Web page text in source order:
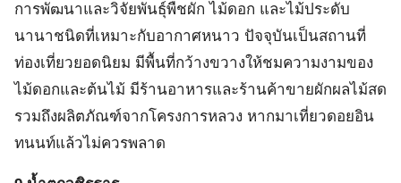
การพัฒนาและวิจัยพันธุ์พืชผัก ไม้ดอก และไม้ประดับ
นานาชนิดที่เหมาะกับอากาศหนาว ปัจจุบันเป็นสถานที่
ท่องเที่ยวยอดนิยม มีพื้นที่กว้างขวางให้ชมความงามของ
ไม้ดอกและต้นไม้ มีร้านอาหารและร้านค้าขายผักผลไม้สด
รวมถึงผลิตภัณฑ์จากโครงการหลวง หากมาเที่ยวดอยอิน
ทนนท์แล้วไม่ควรพลาด